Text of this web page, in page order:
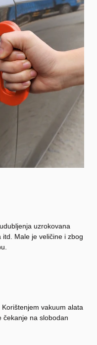
uzrokovana
Male je veličine i zbog
vakuum alata
čekanje na slobodan